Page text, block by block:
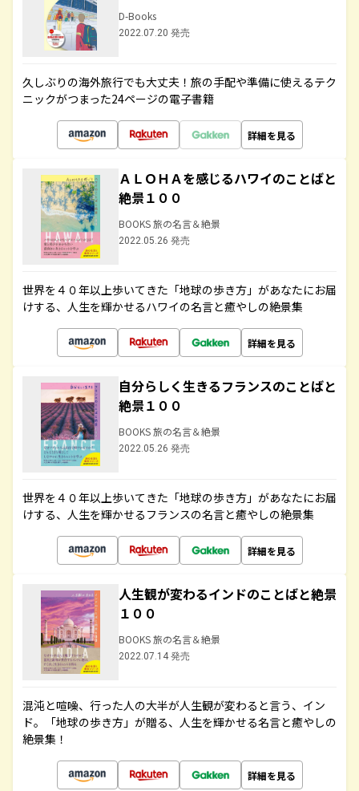
D-Books
2022.07.20 発売
久しぶりの海外旅行でも大丈夫！旅の手配や準備に使えるテク
ニックがつまった24ページの電子書籍
詳細を見る
ＡＬＯＨＡを感じるハワイのことばと
絶景１００
BOOKS 旅の名言＆絶景
2022.05.26 発売
世界を４０年以上歩いてきた「地球の歩き方」があなたにお届
けする、人生を輝かせるハワイの名言と癒やしの絶景集
詳細を見る
自分らしく生きるフランスのことばと
絶景１００
BOOKS 旅の名言＆絶景
2022.05.26 発売
世界を４０年以上歩いてきた「地球の歩き方」があなたにお届
けする、人生を輝かせるフランスの名言と癒やしの絶景集
詳細を見る
人生観が変わるインドのことばと絶景
１００
BOOKS 旅の名言＆絶景
2022.07.14 発売
混沌と喧噪、行った人の大半が人生観が変わると言う、イン
ド。「地球の歩き方」が贈る、人生を輝かせる名言と癒やしの
絶景集！
詳細を見る